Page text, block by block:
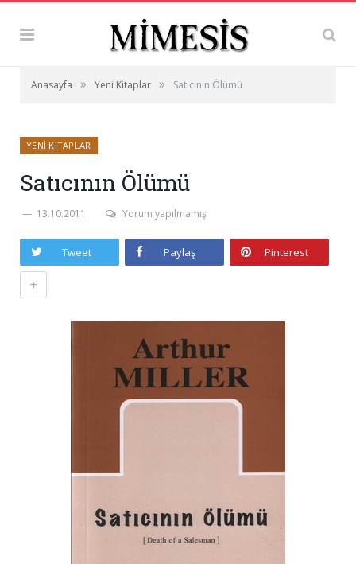
Anasayfa » Yeni Kitaplar » Satıcının Ölümü
YENI KITAPLAR
Satıcının Ölümü
13.10.2011 Yorum yapılmamış
Tweet Paylaş Pinterest
+